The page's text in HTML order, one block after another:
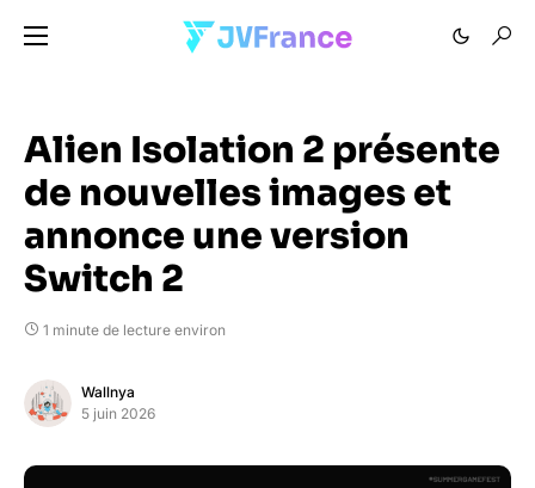
Alien Isolation 2 présente
de nouvelles images et
annonce une version
Switch 2
1 minute de lecture environ
Wallnya
5 juin 2026